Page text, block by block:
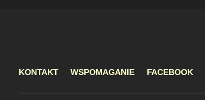
“KOSTUCHNA”"
KONTAKT WSPOMAGANIE FACEBOOK